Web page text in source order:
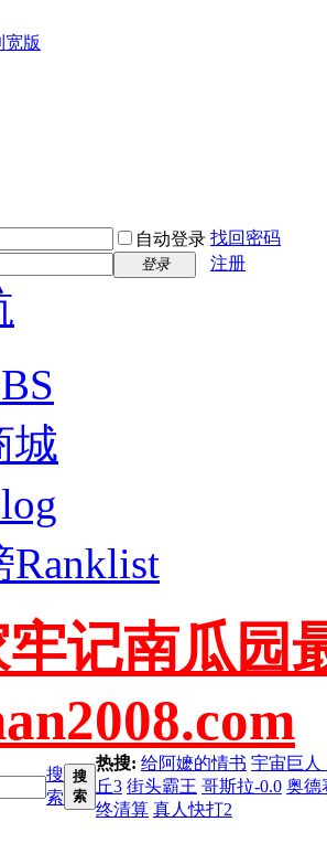
宽版
自动登录 找回密码
登录 注册
城
Ranklist
记南瓜园
搜
索
搜
索
热搜: 给阿嬷的情书 宇宙巨人
丘3 街头霸王 哥斯拉-0.0 奥德
终清算 真人快打2